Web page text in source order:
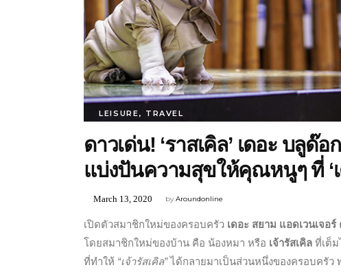
LEISURE, TRAVEL
ดาวเด่น! ‘ราสเคิล’ เดอะ บลู
แบ่งปันความสุขให้คุณหนูๆ ที่ ‘เ
byAroundonline
March 13, 2020
เปิดตัวสมาชิกใหม่ของครอบครัว เดอะ สยาม แอดเวนเจอ
โดยสมาชิกใหม่ของบ้าน คือ น้องหมา หรือ เจ้ารัสเคิล ที่เต็
ที่ทำให้ “เจ้ารัสเคิล”ได้กลายมาเป็นส่วนหนึ่งของครอบครั